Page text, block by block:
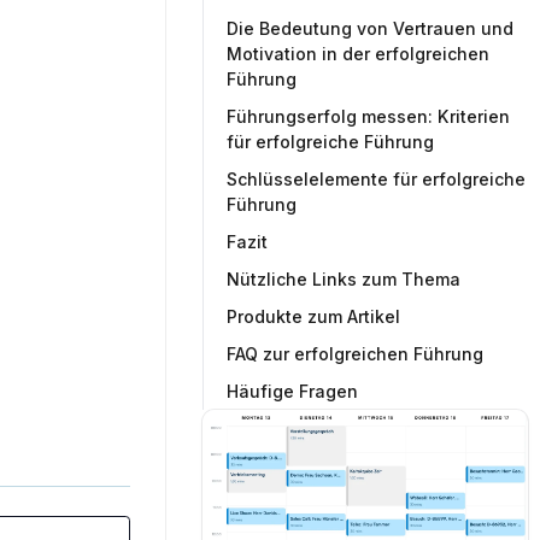
Die Bedeutung von Vertrauen und
Motivation in der erfolgreichen
Führung
Führungserfolg messen: Kriterien
für erfolgreiche Führung
Schlüsselelemente für erfolgreiche
Führung
Fazit
Nützliche Links zum Thema
Produkte zum Artikel
FAQ zur erfolgreichen Führung
Häufige Fragen